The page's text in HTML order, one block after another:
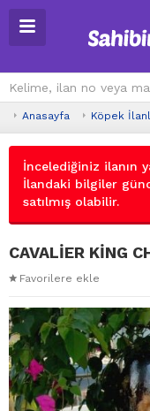
Anasayfa Köpek
İncelediğiniz ilanın
İlandaki bilgiler
satılmış olabilir.
CAVALİER KİNG
Favorilere ekle